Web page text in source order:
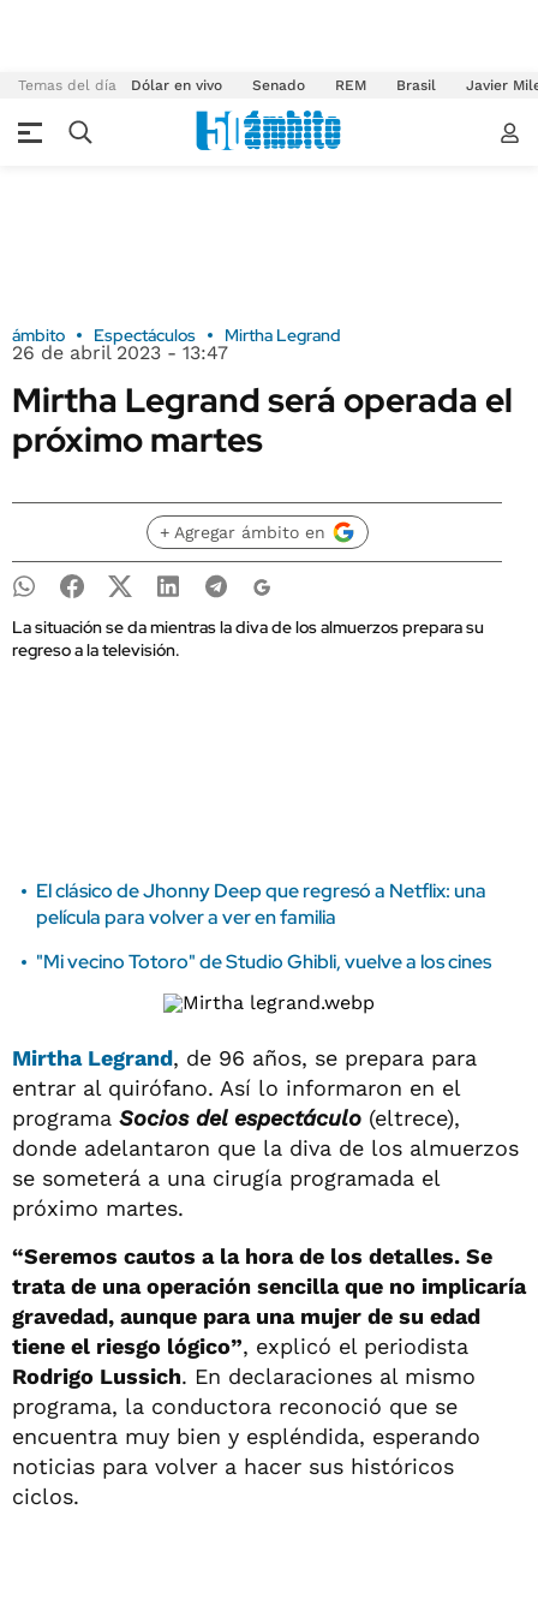
Temas del día Dólar en vivo Senado REM Brasil Javier
ámbito Espectáculos Mirtha Legrand
26 de abril 2023 - 13:47
Mirtha Legrand será operada el
próximo martes
+ Agregar ámbito en
La situación se da mientras la diva de los almuerzos prepara su
regreso a la televisión.
El clásico de Jhonny Deep que regresó a Netflix: una
película para volver a ver en familia
"Mi vecino Totoro" de Studio Ghibli, vuelve a los cines
Mirtha Legrand, de 96 años, se prepara para
entrar al quirófano. Así lo informaron en el
programa Socios del espectáculo (eltrece),
donde adelantaron que la diva de los almuerzos
se someterá a una cirugía programada el
próximo martes.
“Seremos cautos a la hora de los detalles. Se
trata de una operación sencilla que no implicaría
gravedad, aunque para una mujer de su edad
tiene el riesgo lógico”, explicó el periodista
Rodrigo Lussich. En declaraciones al mismo
programa, la conductora reconoció que se
encuentra muy bien y espléndida, esperando
noticias para volver a hacer sus históricos
ciclos.